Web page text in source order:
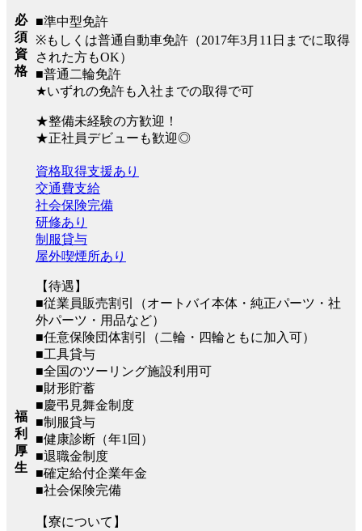
必
須
資
格
■準中型免許
※もしくは普通自動車免許（2017年3月11日までに取得
された方もOK）
■普通二輪免許
★いずれの免許も入社までの取得で可
★整備未経験の方歓迎！
★正社員デビューも歓迎◎
福
利
厚
生
資格取得支援あり
交通費支給
社会保険完備
研修あり
制服貸与
屋外喫煙所あり
【待遇】
■従業員販売割引（オートバイ本体・純正パーツ・社
外パーツ・用品など）
■任意保険団体割引（二輪・四輪ともに加入可）
■工具貸与
■全国のツーリング施設利用可
■財形貯蓄
■慶弔見舞金制度
■制服貸与
■健康診断（年1回）
■退職金制度
■確定給付企業年金
■社会保険完備
【寮について】